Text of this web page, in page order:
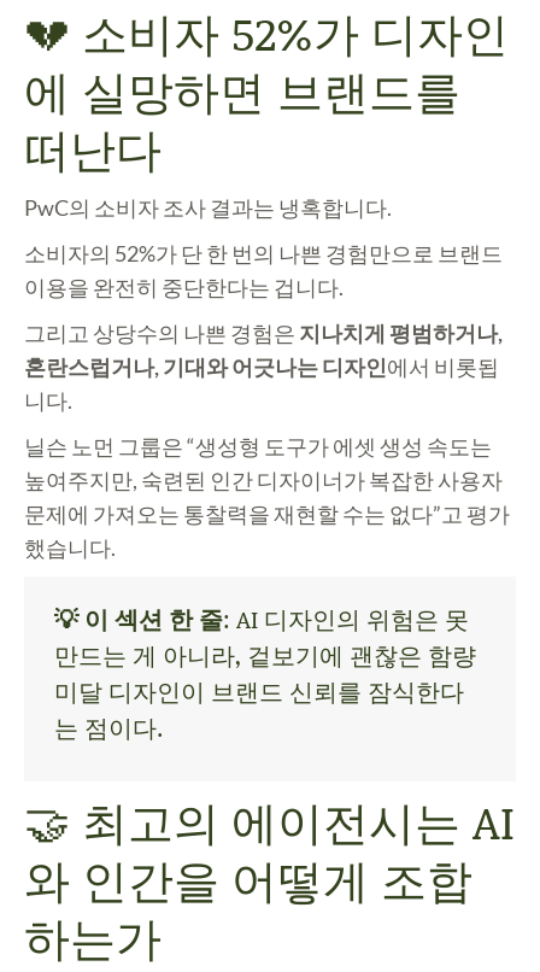
💔 소비자 52%가 디자인
에 실망하면 브랜드를
떠난다
PwC의 소비자 조사 결과는 냉혹합니다.
소비자의 52%가 단 한 번의 나쁜 경험만으로 브랜드
이용을 완전히 중단한다는 겁니다.
그리고 상당수의 나쁜 경험은 지나치게 평범하거나,
혼란스럽거나, 기대와 어긋나는 디자인에서 비롯됩
니다.
닐슨 노먼 그룹은 “생성형 도구가 에셋 생성 속도는
높여주지만, 숙련된 인간 디자이너가 복잡한 사용자
문제에 가져오는 통찰력을 재현할 수는 없다”고 평가
했습니다.
💡 이 섹션 한 줄: AI 디자인의 위험은 못
만드는 게 아니라, 겉보기에 괜찮은 함량
미달 디자인이 브랜드 신뢰를 잠식한다
는 점이다.
🤝 최고의 에이전시는 AI
와 인간을 어떻게 조합
하는가